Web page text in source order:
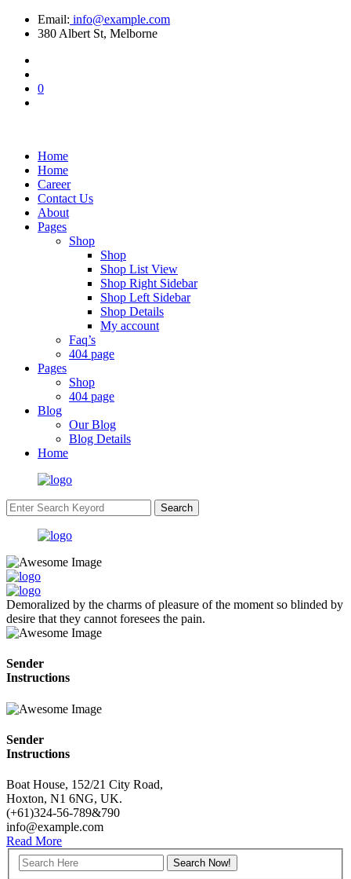
Email: info@example.com
380 Albert St, Melborne
0
Home
Home
Career
Contact Us
About
Pages
Shop
Shop
Shop List View
Shop Right Sidebar
Shop Left Sidebar
Shop Details
My account
Faq’s
404 page
Pages
Shop
404 page
Blog
Our Blog
Blog Details
Home
Search
Demoralized by the charms of pleasure of the moment so blinded by
desire that they cannot foresees the pain.
Sender
Instructions
Sender
Instructions
Boat House, 152/21 City Road,
Hoxton, N1 6NG, UK.
(+61)324-56-789&790
info@example.com
Read More